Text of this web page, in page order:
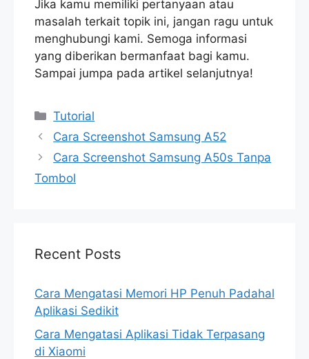
Jika kamu memiliki pertanyaan atau
masalah terkait topik ini, jangan ragu untuk
menghubungi kami. Semoga informasi
yang diberikan bermanfaat bagi kamu.
Sampai jumpa pada artikel selanjutnya!
Categories
Tutorial
Cara Screenshot Samsung A52
Cara Screenshot Samsung A50s Tanpa
Tombol
Recent Posts
Cara Mengatasi Memori HP Penuh Padahal
Aplikasi Sedikit
Cara Mengatasi Aplikasi Tidak Terpasang
di Xiaomi